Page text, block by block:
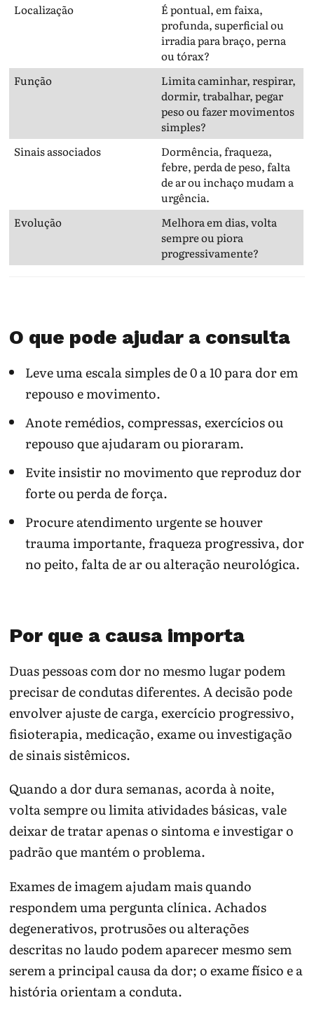
Localização
É pontual, em faixa,
profunda, superficial ou
irradia para braço, perna
ou tórax?
Função
Limita caminhar, respirar,
dormir, trabalhar, pegar
peso ou fazer movimentos
simples?
Sinais associados
Dormência, fraqueza,
febre, perda de peso, falta
de ar ou inchaço mudam a
urgência.
Evolução
Melhora em dias, volta
sempre ou piora
progressivamente?
O que pode ajudar a consulta
Leve uma escala simples de 0 a 10 para dor em
repouso e movimento.
Anote remédios, compressas, exercícios ou
repouso que ajudaram ou pioraram.
Evite insistir no movimento que reproduz dor
forte ou perda de força.
Procure atendimento urgente se houver
trauma importante, fraqueza progressiva, dor
no peito, falta de ar ou alteração neurológica.
Por que a causa importa
Duas pessoas com dor no mesmo lugar podem
precisar de condutas diferentes. A decisão pode
envolver ajuste de carga, exercício progressivo,
fisioterapia, medicação, exame ou investigação
de sinais sistêmicos.
Quando a dor dura semanas, acorda à noite,
volta sempre ou limita atividades básicas, vale
deixar de tratar apenas o sintoma e investigar o
padrão que mantém o problema.
Exames de imagem ajudam mais quando
respondem uma pergunta clínica. Achados
degenerativos, protrusões ou alterações
descritas no laudo podem aparecer mesmo sem
serem a principal causa da dor; o exame físico e a
história orientam a conduta.